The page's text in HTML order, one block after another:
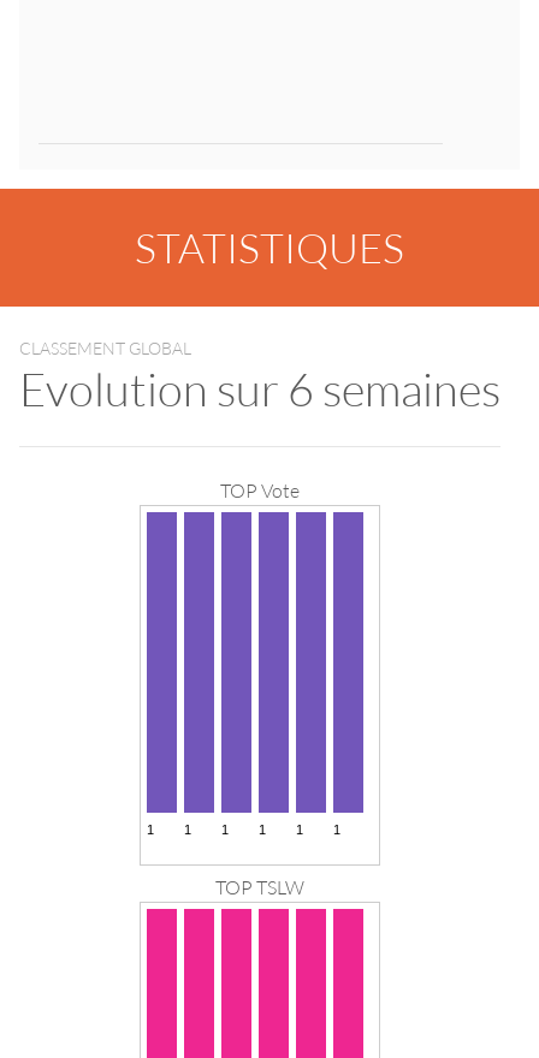
STATISTIQUES
CLASSEMENT GLOBAL
Evolution sur 6 semaines
TOP Vote
TOP TSLW